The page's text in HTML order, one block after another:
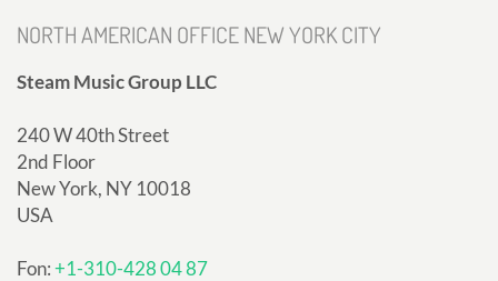
NORTH AMERICAN OFFICE NEW YORK CITY
Steam Music Group LLC
240 W 40th Street
2nd Floor
New York, NY 10018
USA
Fon:+1-310-428 04 87